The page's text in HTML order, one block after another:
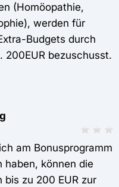
(Homöopathie,
werden für
Budgets durch
200EUR bezuschusst.
am Bonusprogramm
haben, können die
zu 200 EUR zur